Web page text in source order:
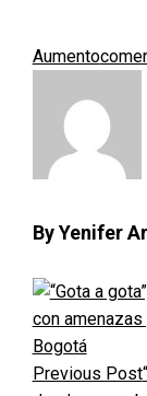
Aumento
By Yenifer
Previous Post